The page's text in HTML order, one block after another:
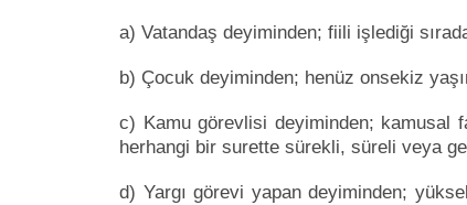
a) Vatandaş deyiminden; fiili işlediği
b) Çocuk deyiminden; henüz onsekiz
c) Kamu görevlisi deyiminden; kamusal
herhangi bir surette sürekli, süreli veya
d) Yargı görevi yapan deyiminden;